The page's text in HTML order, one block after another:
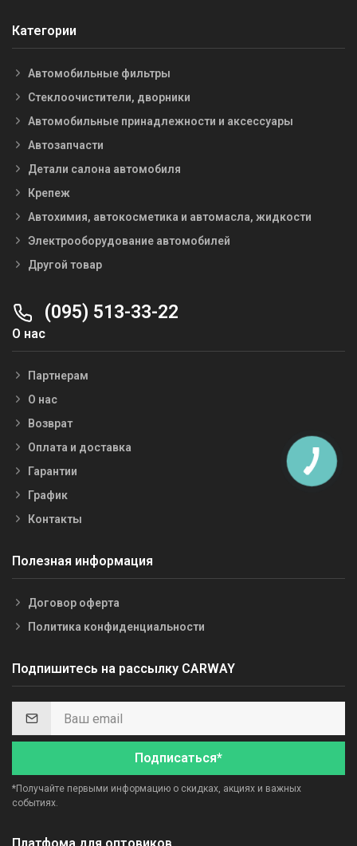
Категории
Автомобильные фильтры
Стеклоочистители, дворники
Автомобильные принадлежности и аксессуары
Автозапчасти
Детали салона автомобиля
Крепеж
Автохимия, автокосметика и автомасла, жидкости
Электрооборудование автомобилей
Другой товар
(095) 513-33-22
О нас
Партнерам
О нас
Возврат
Оплата и доставка
Гарантии
График
Контакты
Полезная информация
Договор оферта
Политика конфиденциальности
Подпишитесь на рассылку CARWAY
Подписаться*
*Получайте первыми информацию о скидках, акциях и важных
событиях.